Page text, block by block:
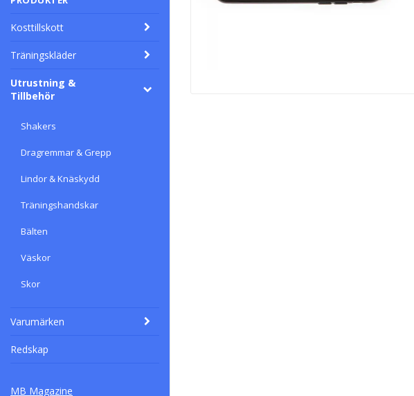
Kosttillskott
Träningskläder
Utrustning &
Tillbehör
Shakers
Dragremmar & Grepp
Lindor & Knäskydd
Träningshandskar
Bälten
Väskor
Skor
Varumärken
Redskap
MB Magazine